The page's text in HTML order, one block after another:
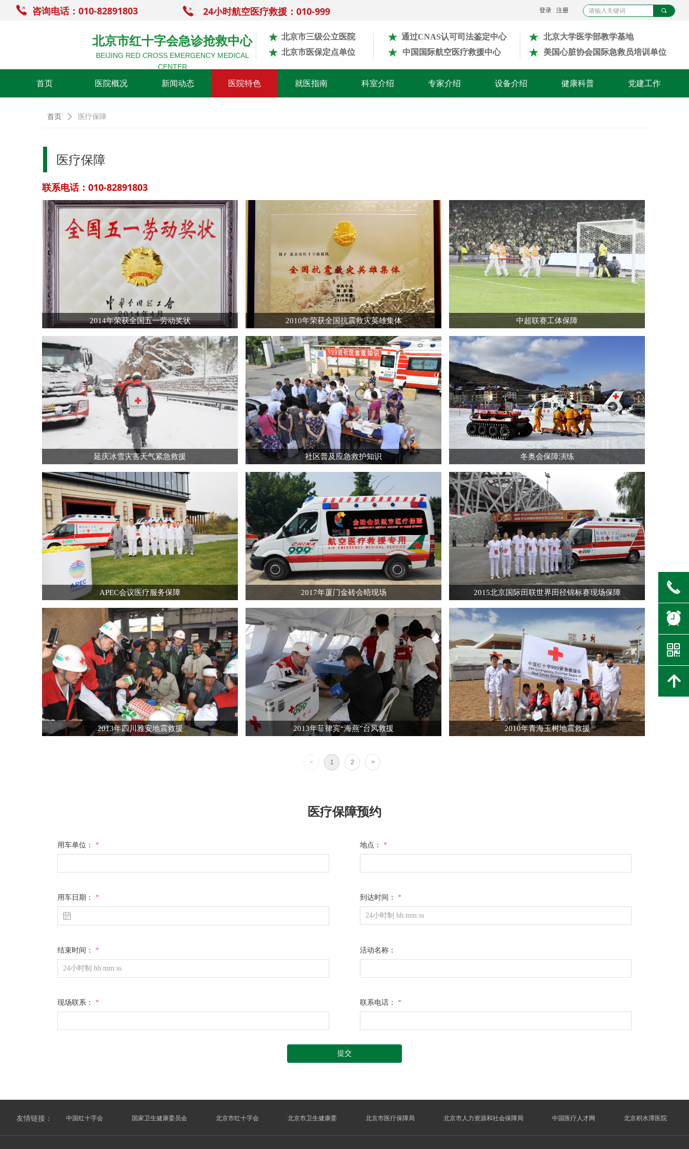
登录 注册 끠
咨询电话：010-82891803 24小时航空医疗救援：010-999
北京市红十字会急诊抢救中心
BEIJING RED CROSS EMERGENCY MEDICAL
CENTER
首页 医院概况 新闻动态 医院特色 就医指南 科室介绍 专家介绍 设备介绍 健康科普 党建工作
北京市三级公立医院
北京市医保定点单位
通过CNAS认可司法鉴定中心
中国国际航空医疗救援中心
北京大学医学部教学基地
美国心脏协会国际急救员培训单位
医疗保障
首页 ꄲ 医疗保障
2014年荣获全国五一劳动奖状 2010年荣获全国抗震救灾英雄集体 中超联赛工体保障
延庆冰雪灾害天气紧急救援 社区普及应急救护知识 冬奥会保障演练
APEC会议医疗服务保障 2017年厦门金砖会晤现场 2015北京国际田联世界田径锦标赛现场保障
2013年四川雅安地震救援 2013年菲律宾“海燕”台风救援 2010年青海玉树地震救援
< 1 2 >
医疗保障预约
用车单位： * 地点： *
用车日期： *
ꅄ
到达时间： *
结束时间： * 活动名称：
现场联系： * 联系电话： *
提交
联系电话：010-82891803
友情链接： 中国红十字会 国家卫生健康委员会 北京市红十字会 北京市卫生健康委 北京市医疗保障局 北京市人力资源和社会保障局 中国医疗人才网 北京积水潭医院
끅
뀥
낃
녕